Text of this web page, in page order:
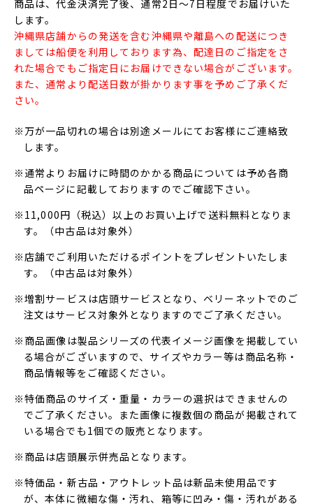
商品は、代金決済完了後、通常2日～7日程度でお届けいた
します。
沖縄県店舗からの発送を含む沖縄県や離島への配送につき
ましては船便を利用しております為、配達日のご指定をさ
れた場合でもご指定日にお届けできない場合がございます。
また、通常より配送日数が掛かります事を予めご了承くだ
さい。
※万が一品切れの場合は別途メールにてお客様にご連絡致
します。
※通常よりお届けに時間のかかる商品については予め各商
品ページに記載しておりますのでご確認下さい。
※11,000円（税込）以上のお買い上げで送料無料となりま
す。（中古品は対象外）
※店舗でご利用いただけるポイントをプレゼントいたしま
す。（中古品は対象外）
※増割サービスは店頭サービスとなり、ベリーネットでのご
注文はサービス対象外となりますのでご了承ください。
※商品画像は製品シリーズの代表イメージ画像を掲載してい
る場合がございますので、サイズやカラー等は商品名称・
商品情報等をご確認ください。
※特価商品のサイズ・重量・カラーの選択はできませんの
でご了承ください。また画像に複数個の商品が掲載されて
いる場合でも1個での販売となります。
※商品は店頭展示併売品となります。
※特価品・新古品・アウトレット品は新品未使用品です
が、本体に微細な傷・汚れ、箱等に凹み・傷・汚れがある